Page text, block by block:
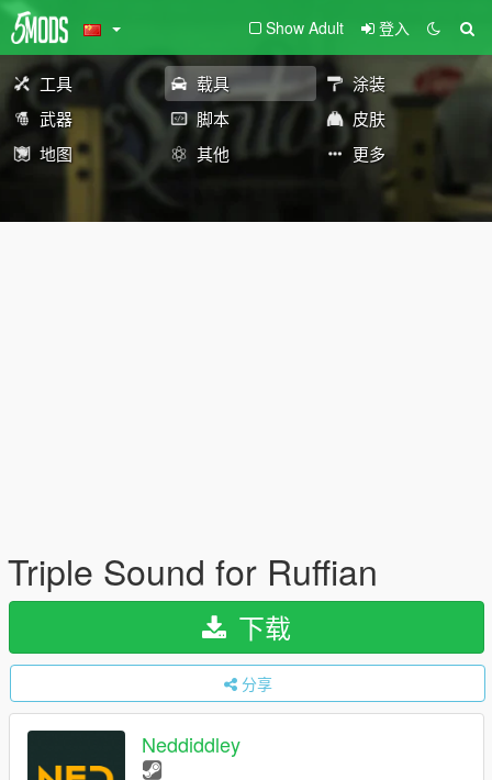
Show Adult 登入
工具 载具
涂装
武器
脚本
皮肤
地图
其他 更多
Triple Sound for Ruffian
下载
分享
Neddiddley